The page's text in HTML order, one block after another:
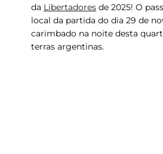
da Libertadores de 2025! O
local da partida do dia 29 de
carimbado na noite desta
terras argentinas.